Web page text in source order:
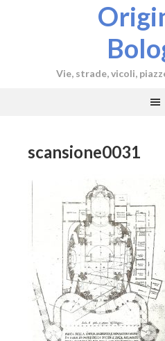
Vie, strade, vicoli,
scansione0031